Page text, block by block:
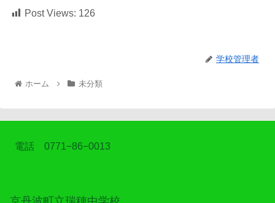
Post Views: 126
学校管理者
ホーム 未分類
電話 0771−86−0013